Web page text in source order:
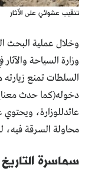
تنقيب عشوائي على الآثار
وخلال عملية البحث
وزارة السياحة
السلطات تمنع
دخوله(كما حدث
عائدللوزارة،
محاولة السرقة
سماسرة التاريخ